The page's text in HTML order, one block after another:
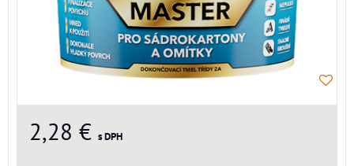
2,28 € s DPH